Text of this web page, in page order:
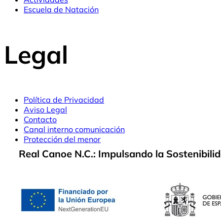
Escuela de Natación
Legal
Política de Privacidad
Aviso Legal
Contacto
Canal interno comunicación
Protección del menor
Real Canoe N.C.: Impulsando la